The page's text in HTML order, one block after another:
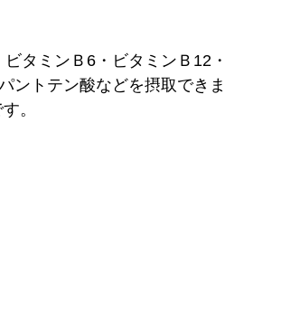
タミンＢ6・ビタミンＢ12・
ントテン酸などを摂取できま
。